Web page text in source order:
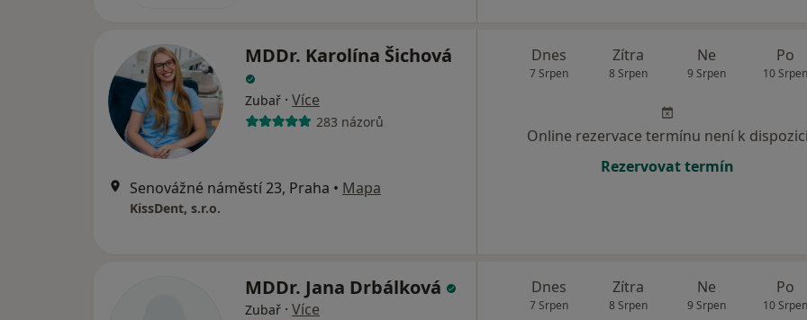
MDDr. Karolína Šichová
Zubař · Více
283 názorů
Senovážné náměstí 23, Praha • Mapa
KissDent, s.r.o.
Dnes
7 Srpen
Zítra
8 Srpen
Ne
9 Srpen
Po
10 Srpen
Online rezervace termínu není k dispozici
Rezervovat termín
MDDr. Jana Drbálková
Zubař · Více
Dnes
7 Srpen
Zítra
8 Srpen
Ne
9 Srpen
Po
10 Srpen